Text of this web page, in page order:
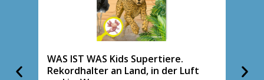
WAS IST WAS Kids Supertiere.
Rekordhalter an Land, in der Luft